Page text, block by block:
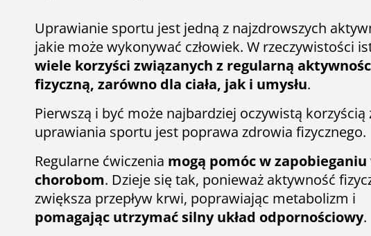
Uprawianie sportu jest jedną z najzdrowszych
jakie może wykonywać człowiek. W rzeczywistości
wiele korzyści związanych z regularną
fizyczną, zarówno dla ciała, jak i umysłu.
Pierwszą i być może najbardziej oczywistą korzyścią
uprawiania sportu jest poprawa zdrowia fizycznego.
Regularne ćwiczenia mogą pomóc w
chorobom. Dzieje się tak, ponieważ aktywność
zwiększa przepływ krwi, poprawiając metabolizm i
pomagając utrzymać silny układ odpornościowy.